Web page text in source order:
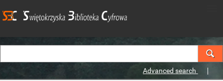
Advanced search